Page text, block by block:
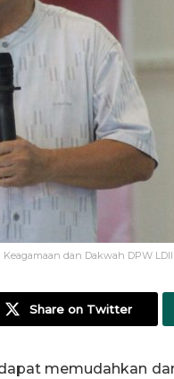
dan Dakwah DPW LDII
Share on Twitter
memudahkan